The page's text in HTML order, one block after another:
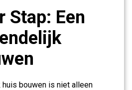
Stap: Een
bouwen is niet alleen